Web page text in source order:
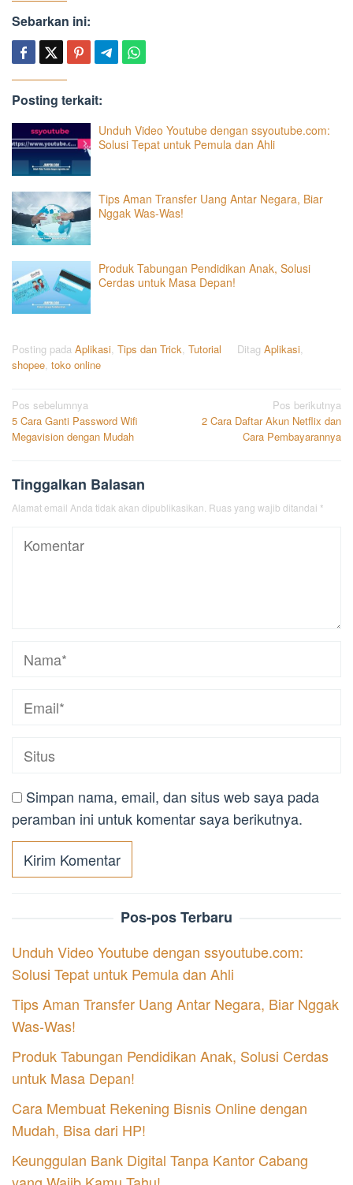
Sebarkan ini:
Posting terkait:
Unduh Video Youtube dengan ssyoutube.com:
Solusi Tepat untuk Pemula dan Ahli
Tips Aman Transfer Uang Antar Negara, Biar
Nggak Was-Was!
Produk Tabungan Pendidikan Anak, Solusi
Cerdas untuk Masa Depan!
Posting pada Aplikasi, Tips dan Trick, Tutorial Ditag Aplikasi,
shopee, toko online
Navigasi
pos
Pos sebelumnya
5 Cara Ganti Password Wifi
Megavision dengan Mudah
Pos berikutnya
2 Cara Daftar Akun Netflix dan
Cara Pembayarannya
Tinggalkan Balasan
Alamat email Anda tidak akan dipublikasikan. Ruas yang wajib ditandai *
Simpan nama, email, dan situs web saya pada
peramban ini untuk komentar saya berikutnya.
Pos-pos Terbaru
Unduh Video Youtube dengan ssyoutube.com:
Solusi Tepat untuk Pemula dan Ahli
Tips Aman Transfer Uang Antar Negara, Biar Nggak
Was-Was!
Produk Tabungan Pendidikan Anak, Solusi Cerdas
untuk Masa Depan!
Cara Membuat Rekening Bisnis Online dengan
Mudah, Bisa dari HP!
Keunggulan Bank Digital Tanpa Kantor Cabang